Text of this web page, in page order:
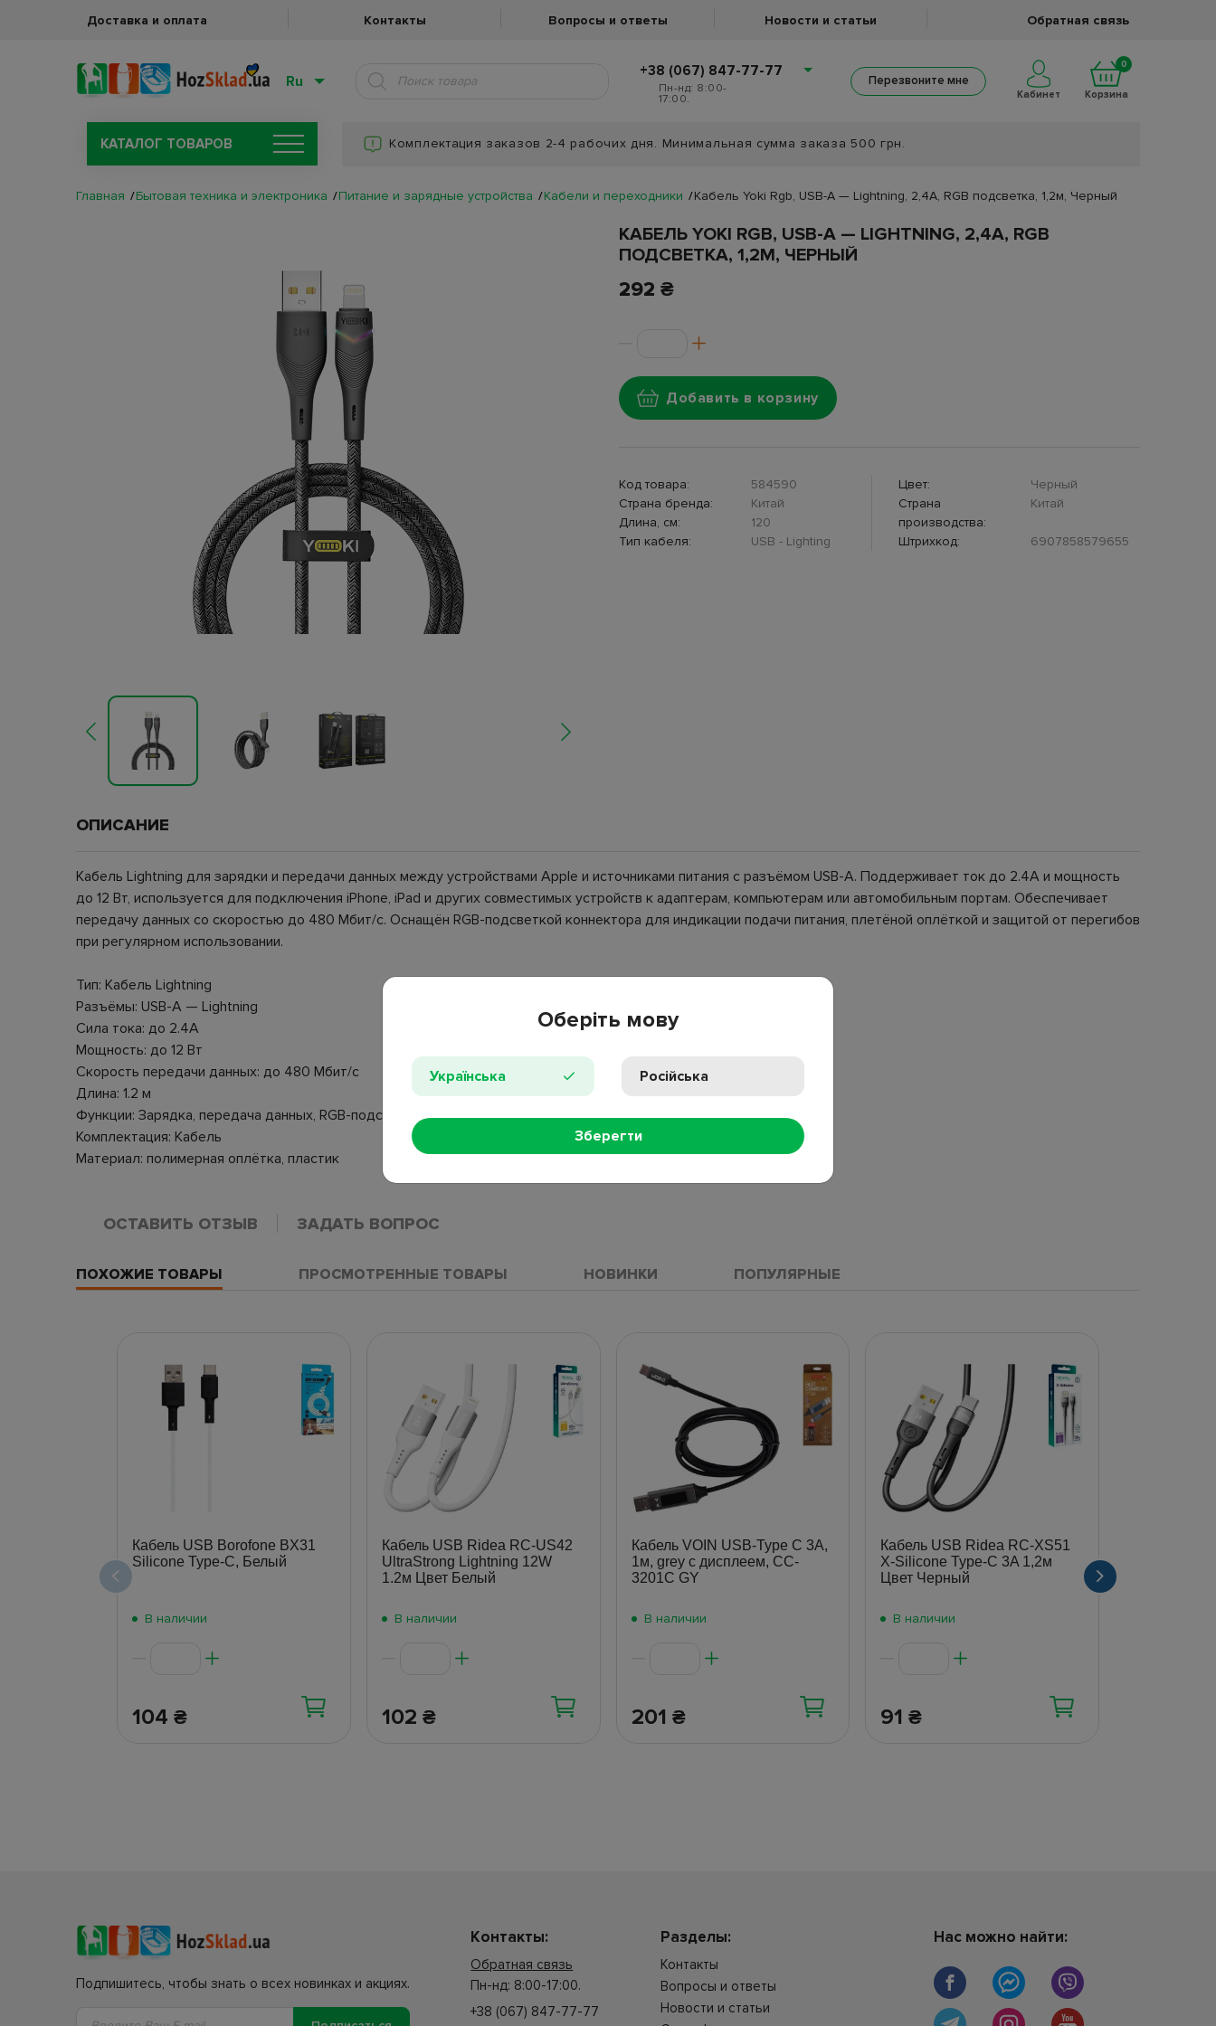
Доставка и оплата Контакты Вопросы и ответы Новости и статьи Обратная связь
Ru
+38 (067) 847-77-77
Пн-нд: 8:00-
17:00.
Перезвоните мне
Кабинет
0
Корзина
КАТАЛОГ ТОВАРОВ Комплектация заказов 2-4 рабочих дня. Минимальная сумма заказа 500 грн.
Главная Бытовая техника и электроника Питание и зарядные устройства Кабели и переходники Кабель Yoki Rgb, USB-A — Lightning, 2,4A, RGB подсветка, 1,2м, Черный
КАБЕЛЬ YOKI RGB, USB-A — LIGHTNING, 2,4A, RGB
ПОДСВЕТКА, 1,2М, ЧЕРНЫЙ
292 ₴
Добавить в корзину
Код товара:
584590
Страна бренда:
Китай
Длина, см:
120
Тип кабеля:
USB - Lighting
Цвет:
Черный
Страна
производства:
Китай
Штрихкод: 6907858579655
ОПИСАНИЕ
Кабель Lightning для зарядки и передачи данных между устройствами Apple и источниками питания с разъёмом USB-A. Поддерживает ток до 2.4A и мощность
до 12 Вт, используется для подключения iPhone, iPad и других совместимых устройств к адаптерам, компьютерам или автомобильным портам. Обеспечивает
передачу данных со скоростью до 480 Мбит/с. Оснащён RGB-подсветкой коннектора для индикации подачи питания, плетёной оплёткой и защитой от перегибов
при регулярном использовании.
Тип: Кабель Lightning
Разъёмы: USB-A — Lightning
Сила тока: до 2.4A
Мощность: до 12 Вт
Скорость передачи данных: до 480 Мбит/с
Длина: 1.2 м
Функции: Зарядка, передача данных, RGB-подсветка
Комплектация: Кабель
Материал: полимерная оплётка, пластик
ОСТАВИТЬ ОТЗЫВ ЗАДАТЬ ВОПРОС
ПОХОЖИЕ ТОВАРЫ ПРОСМОТРЕННЫЕ ТОВАРЫ НОВИНКИ ПОПУЛЯРНЫЕ
Кабель USB Borofone BX31
Silicone Type-C, Белый
В наличии
104 ₴
Кабель USB Ridea RC-US42
UltraStrong Lightning 12W
1.2м Цвет Белый
В наличии
102 ₴
Кабель VOIN USB-Type C 3А,
1м, grey с дисплеем, CC-
3201C GY
В наличии
201 ₴
Кабель USB Ridea RC-XS51
X-Silicone Type-C 3A 1,2м
Цвет Черный
В наличии
91₴
Оберіть мову
Українська Російська
Зберегти
Подпишитесь, чтобы знать о всех новинках и акциях.
Контакты:
Обратная связь
Пн-нд: 8:00-17:00.
+38 (067) 847-77-77
Разделы:
Контакты
Вопросы и ответы
Новости и статьи
Нас можно найти: